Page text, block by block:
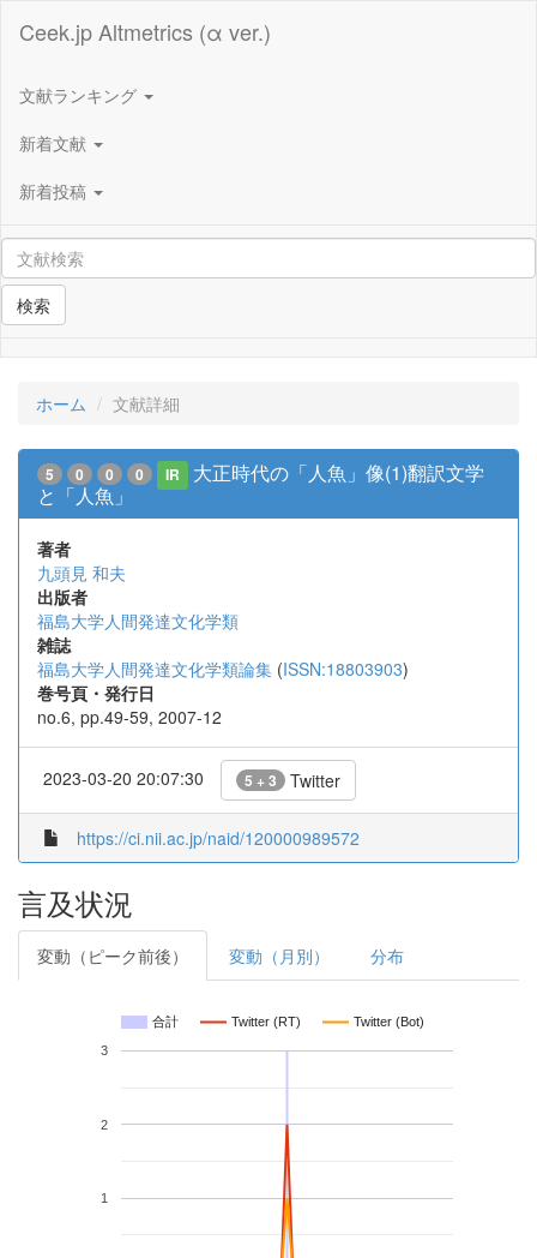
Ceek.jp Altmetrics (α ver.)
文献ランキング
新着文献
新着投稿
検索
ホーム 文献詳細
5 0 0 0 IR
大正時代の「人魚」像(1)翻訳文学
と「人魚」
著者
九頭見 和夫
出版者
福島大学人間発達文化学類
雑誌
福島大学人間発達文化学類論集 (ISSN:18803903)
巻号頁・発行日
no.6, pp.49-59, 2007-12
2023-03-20 20:07:30 5 + 3 Twitter
https://ci.nii.ac.jp/naid/120000989572
言及状況
変動（ピーク前後） 変動（月別） 分布
合計 Twitter (RT) Twitter (Bot)
1
2
3